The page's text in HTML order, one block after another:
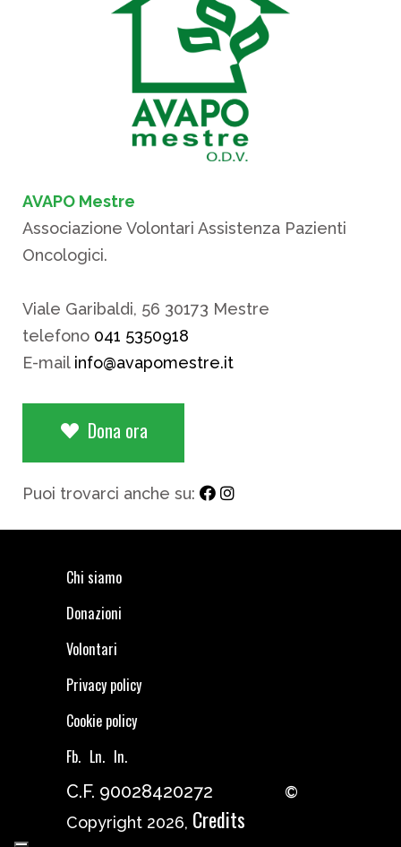
AVAPO Mestre
Associazione Volontari Assistenza Pazienti
Oncologici.
Viale Garibaldi, 56 30173 Mestre
telefono 041 5350918
E-mail info@avapomestre.it
Dona ora
Puoi trovarci anche su:
Chi siamo
Donazioni
Volontari
Privacy policy
Cookie policy
Fb. Ln. In.
C.F. 90028420272
©
Copyright 2026, Credits